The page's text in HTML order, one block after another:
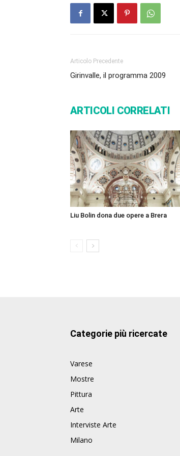
Articolo Precedente
Girinvalle, il programma 2009
ARTICOLI CORRELATI
Liu Bolin dona due opere a Brera
Categorie più ricercate
Varese
Mostre
Pittura
Arte
Interviste Arte
Milano